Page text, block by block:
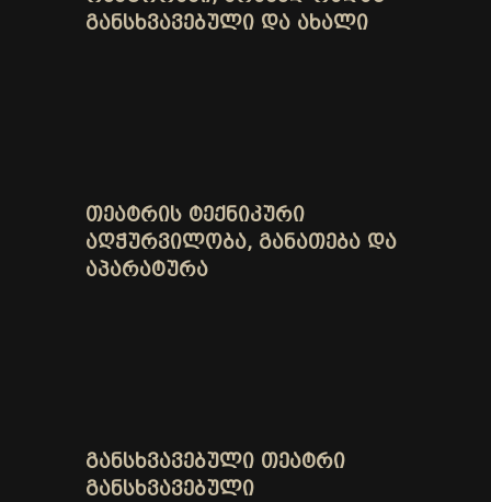
ᲒᲐᲜᲡᲮᲕᲐᲕᲔᲑᲣᲚᲘ ᲓᲐ ᲐᲮᲐᲚᲘ
ᲗᲔᲐᲢᲠᲘᲡ ᲢᲔᲥᲜᲘᲙᲣᲠᲘ
ᲐᲦᲭᲣᲠᲕᲘᲚᲝᲑᲐ, ᲒᲐᲜᲐᲗᲔᲑᲐ ᲓᲐ
ᲐᲞᲐᲠᲐᲢᲣᲠᲐ
ᲒᲐᲜᲡᲮᲕᲐᲕᲔᲑᲣᲚᲘ ᲗᲔᲐᲢᲠᲘ
ᲒᲐᲜᲡᲮᲕᲐᲕᲔᲑᲣᲚᲘ